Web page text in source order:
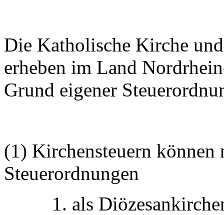
Die Katholische Kirche
erheben im Land
Grund eigener
(1) Kirchensteuern können
Steuerordnungen
1. als